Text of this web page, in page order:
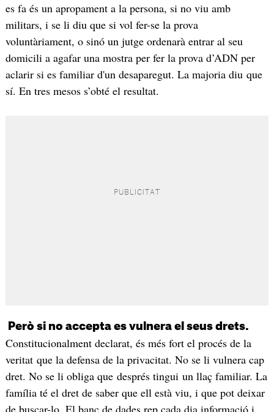
es fa és un apropament a la persona, si no viu amb
militars, i se li diu que si vol fer-se la prova
voluntàriament, o sinó un jutge ordenarà entrar al seu
domicili a agafar una mostra per fer la prova d’ADN per
aclarir si es familiar d'un desaparegut. La majoria diu que
sí. En tres mesos s’obté el resultat.
Però si no accepta es vulnera el seus drets.
Constitucionalment declarat, és més fort el procés de la
veritat que la defensa de la privacitat. No se li vulnera cap
dret. No se li obliga que després tingui un llaç familiar. La
família té el dret de saber que ell està viu, i que pot deixar
de buscar-lo. El banc de dades rep cada dia informació i